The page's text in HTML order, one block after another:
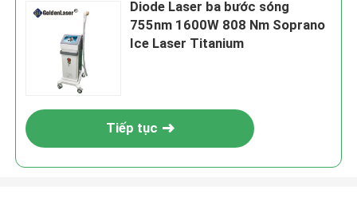
Diode Laser ba bước sóng
755nm 1600W 808 Nm Soprano
Ice Laser Titanium
Tiếp tục